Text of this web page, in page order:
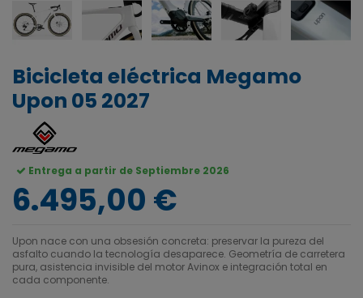
Bicicleta eléctrica Megamo
Upon 05 2027
Entrega a partir de Septiembre 2026
6.495,00 €
Upon nace con una obsesión concreta: preservar la pureza del
asfalto cuando la tecnología desaparece. Geometría de carretera
pura, asistencia invisible del motor Avinox e integración total en
cada componente.